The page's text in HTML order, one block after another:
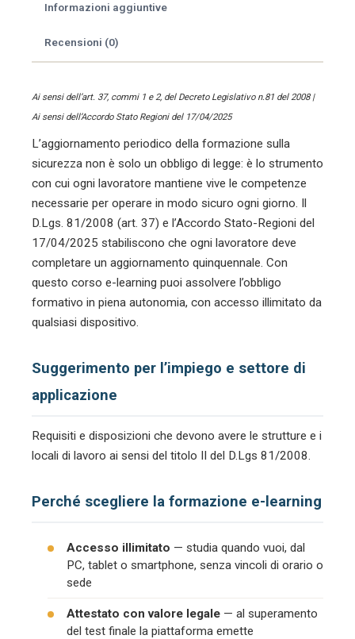
Informazioni aggiuntive
Recensioni (0)
Ai sensi dell’art. 37, commi 1 e 2, del Decreto Legislativo n.81 del 2008 |
Ai sensi dell’Accordo Stato Regioni del 17/04/2025
L’aggiornamento periodico della formazione sulla
sicurezza non è solo un obbligo di legge: è lo strumento
con cui ogni lavoratore mantiene vive le competenze
necessarie per operare in modo sicuro ogni giorno. Il
D.Lgs. 81/2008 (art. 37) e l’Accordo Stato-Regioni del
17/04/2025 stabiliscono che ogni lavoratore deve
completare un aggiornamento quinquennale. Con
questo corso e-learning puoi assolvere l’obbligo
formativo in piena autonomia, con accesso illimitato da
qualsiasi dispositivo.
Suggerimento per l’impiego e settore di
applicazione
Requisiti e disposizioni che devono avere le strutture e i
locali di lavoro ai sensi del titolo II del D.Lgs 81/2008.
Perché scegliere la formazione e-learning
Accesso illimitato — studia quando vuoi, dal
PC, tablet o smartphone, senza vincoli di orario o
sede
Attestato con valore legale — al superamento
del test finale la piattaforma emette